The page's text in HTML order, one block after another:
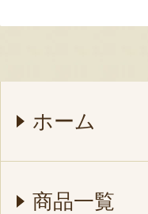
ホーム
商品一覧